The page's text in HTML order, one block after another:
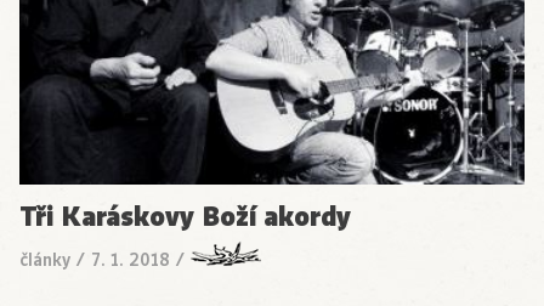
Tři Karáskovy Boží akordy
články / 7. 1. 2018 /